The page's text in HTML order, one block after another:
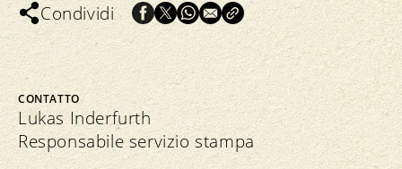
Condividi
CONTATTO
Lukas Inderfurth
Responsabile servizio stampa